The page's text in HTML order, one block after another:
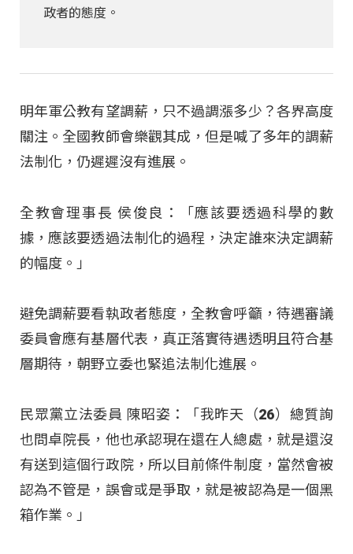
政者的態度。
明年軍公教有望調薪，只不過調漲多少？各界高度
關注。全國教師會樂觀其成，但是喊了多年的調薪
法制化，仍遲遲沒有進展。
全教會理事長 侯俊良：「應該要透過科學的數
據，應該要透過法制化的過程，決定誰來決定調薪
的幅度。」
避免調薪要看執政者態度，全教會呼籲，待遇審議
委員會應有基層代表，真正落實待遇透明且符合基
層期待，朝野立委也緊追法制化進展。
民眾黨立法委員 陳昭姿：「我昨天（26）總質詢
也問卓院長，他也承認現在還在人總處，就是還沒
有送到這個行政院，所以目前條件制度，當然會被
認為不管是，誤會或是爭取，就是被認為是一個黑
箱作業。」